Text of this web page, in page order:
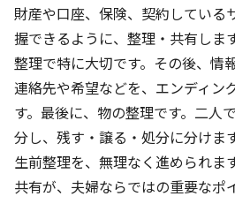
財産や口座、保険、契約している
握できるように、整理・共有しま
整理で特に大切です。その後、情
連絡先や希望などを、エンディン
す。最後に、物の整理です。二人
分し、残す・譲る・処分に分けま
生前整理を、無理なく進められま
共有が、夫婦ならではの重要なポ